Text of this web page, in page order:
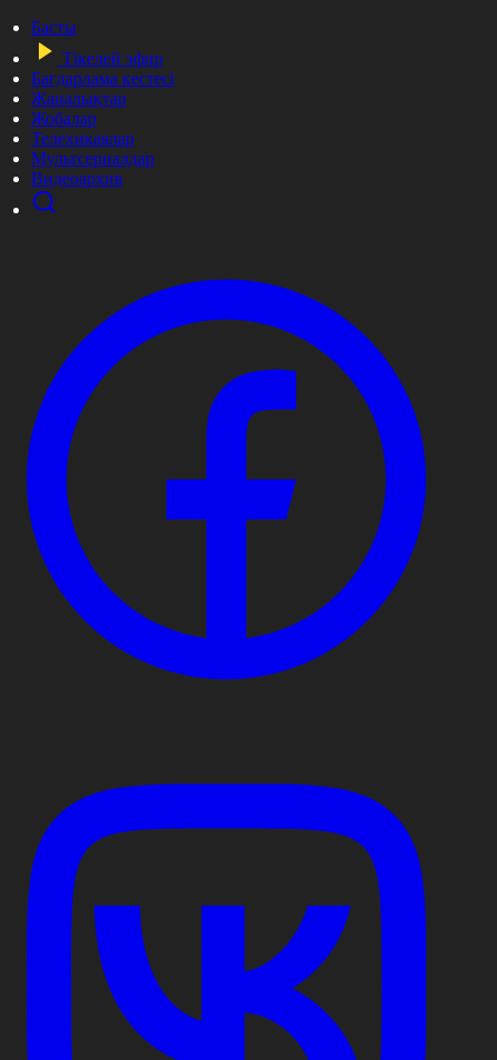
Басты
Тікелей эфир
Бағдарлама кестесі
Жаңалықтар
Жобалар
Телехикаялар
Мультсериалдар
Видеоархив